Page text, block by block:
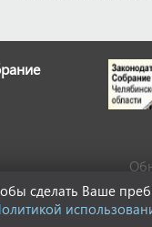
сделать Ваше